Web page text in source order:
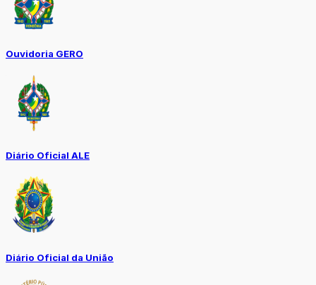
Ouvidoria GERO
Diário Oficial ALE
Diário Oficial da União